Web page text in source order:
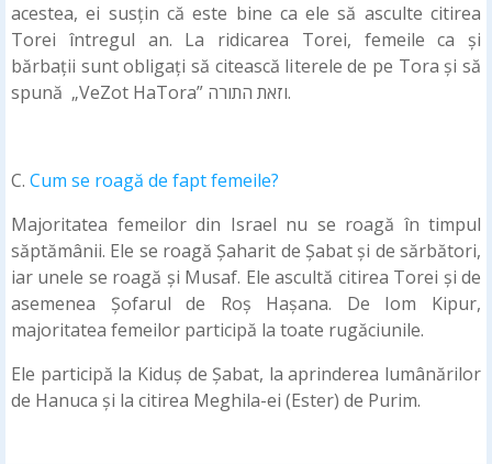
acestea, ei susțin că este bine ca ele să asculte citirea
Torei întregul an. La ridicarea Torei, femeile ca și
bărbații sunt obligați să citească literele de pe Tora și să
spună „VeZot HaTora” וזאת התורה.
C. Cum se roagă de fapt femeile?
Majoritatea femeilor din Israel nu se roagă în timpul
săptămânii. Ele se roagă Șaharit de Șabat și de sărbători,
iar unele se roagă și Musaf. Ele ascultă citirea Torei și de
asemenea Șofarul de Roș Hașana. De Iom Kipur,
majoritatea femeilor participă la toate rugăciunile.
Ele participă la Kiduș de Șabat, la aprinderea lumânărilor
de Hanuca și la citirea Meghila-ei (Ester) de Purim.